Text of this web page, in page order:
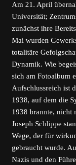
Am 21. April
Universität;
zunächst ihre
Mai wurden
totalitäre
Dynamik. Wie
sich am Fotoalbum
Aufschlussreich ist
1938, auf dem die
1938 brannte, nicht
Joseph Schlippe
Wege, der für
gebraucht wurde.
Nazis und den